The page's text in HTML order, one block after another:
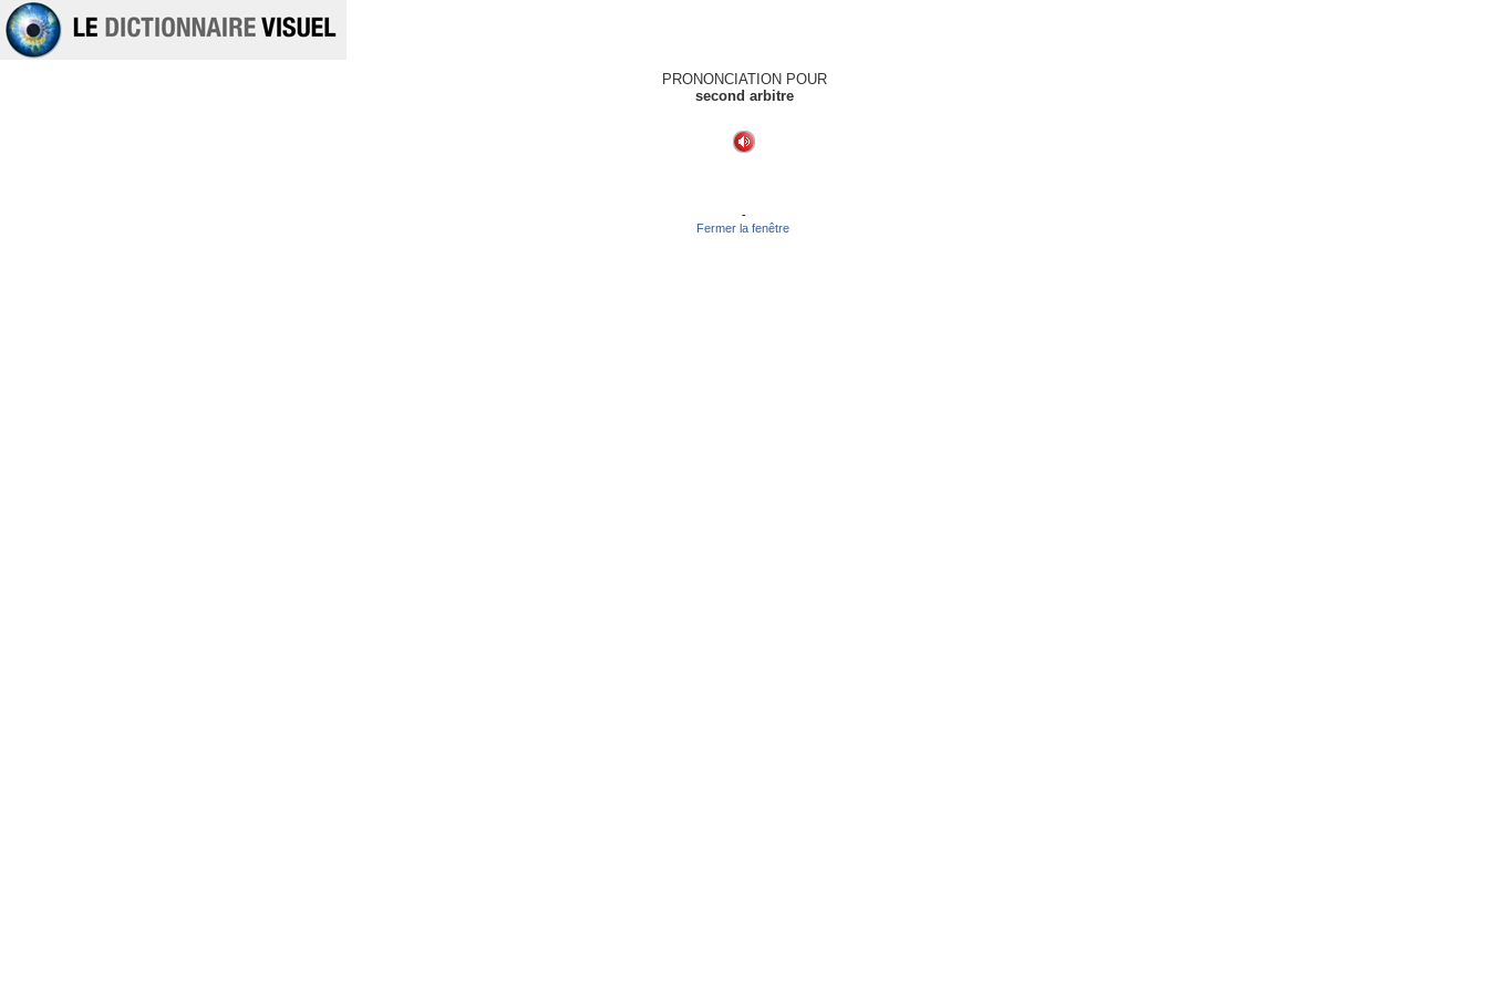
PRONONCIATION POUR
second arbitre
-
Fermer la fenêtre